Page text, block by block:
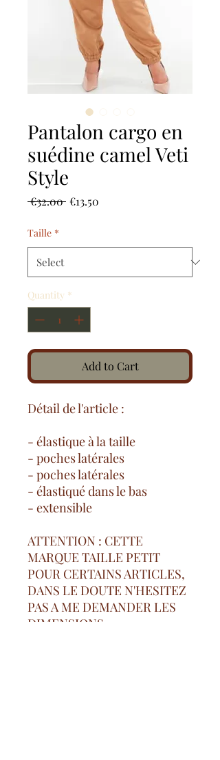
Pantalon cargo en
suédine camel Veti
Style
€32.00 Regular
€13.50
Taille *
Quantity *
Add to Cart
Détail de l'article :
- élastique à la taille
- poches latérales
- poches latérales
- élastiqué dans le bas
- extensible
ATTENTION : CETTE
MARQUE TAILLE PETIT
POUR CERTAINS ARTICLES,
DANS LE DOUTE N'HESITEZ
PAS A ME DEMANDER LES
DIMENSIONS